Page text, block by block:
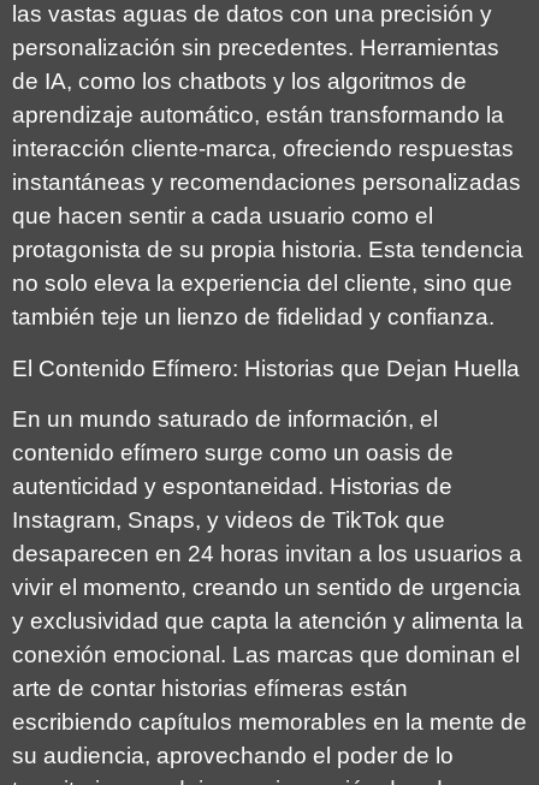
las vastas aguas de datos con una precisión y
personalización sin precedentes. Herramientas
de IA, como los chatbots y los algoritmos de
aprendizaje automático, están transformando la
interacción cliente-marca, ofreciendo respuestas
instantáneas y recomendaciones personalizadas
que hacen sentir a cada usuario como el
protagonista de su propia historia. Esta tendencia
no solo eleva la experiencia del cliente, sino que
también teje un lienzo de fidelidad y confianza.
El Contenido Efímero: Historias que Dejan Huella
En un mundo saturado de información, el
contenido efímero surge como un oasis de
autenticidad y espontaneidad. Historias de
Instagram, Snaps, y videos de TikTok que
desaparecen en 24 horas invitan a los usuarios a
vivir el momento, creando un sentido de urgencia
y exclusividad que capta la atención y alimenta la
conexión emocional. Las marcas que dominan el
arte de contar historias efímeras están
escribiendo capítulos memorables en la mente de
su audiencia, aprovechando el poder de lo